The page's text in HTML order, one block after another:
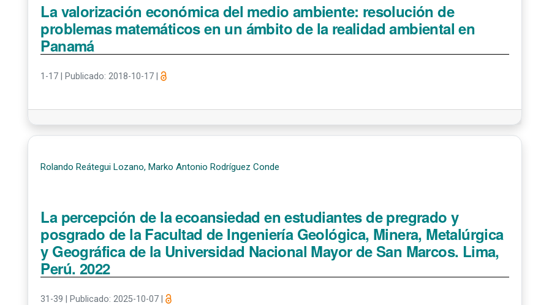
La valorización económica del medio ambiente: resolución de
problemas matemáticos en un ámbito de la realidad ambiental en
Panamá
1-17 Publicado: 2018-10-17 |
Rolando Reátegui Lozano, Marko Antonio Rodríguez Conde
La percepción de la ecoansiedad en estudiantes de pregrado y
posgrado de la Facultad de Ingeniería Geológica, Minera, Metalúrgica
y Geográfica de la Universidad Nacional Mayor de San Marcos. Lima,
Perú. 2022
31-39 Publicado: 2025-10-07 |